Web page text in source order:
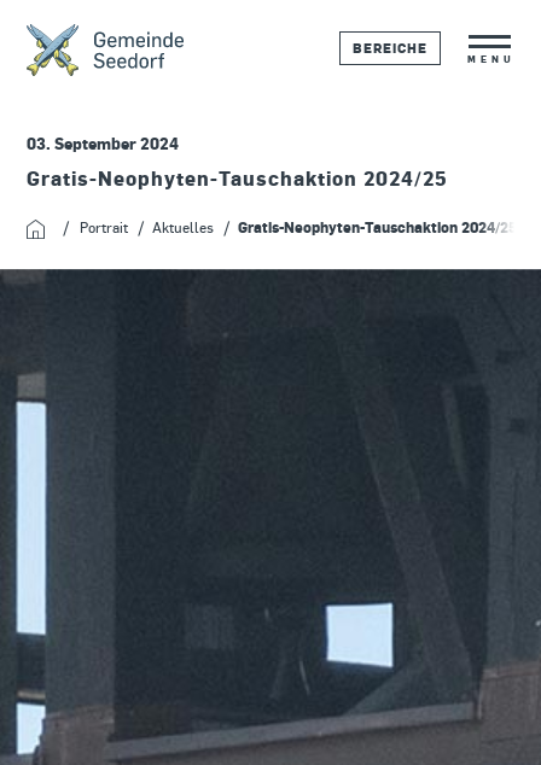
MENU
BEREICHE
03. September 2024
Gratis-Neophyten-Tauschaktion 2024/25
Portrait Aktuelles Gratis-Neophyten-Tauschaktion 2024/25